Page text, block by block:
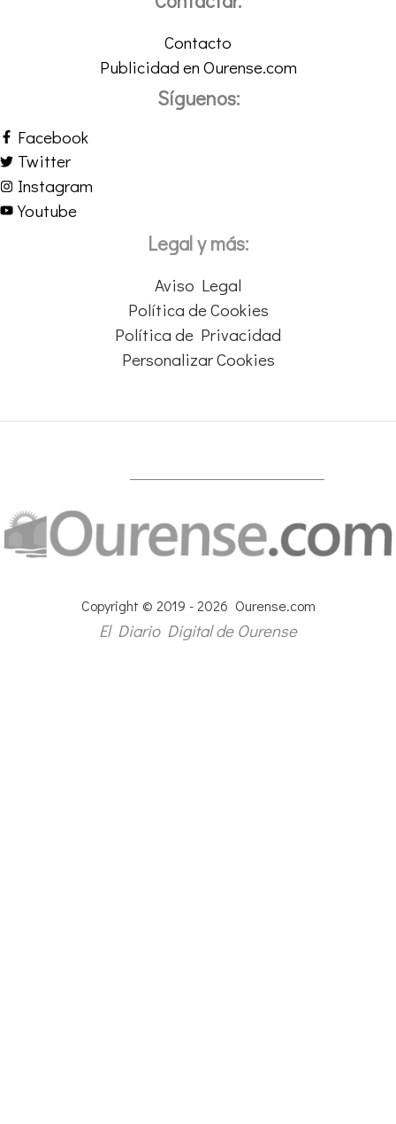
Contacto
Publicidad en Ourense.com
Síguenos:
Facebook
Twitter
Instagram
Youtube
Legal y más:
Aviso Legal
Política de Cookies
Política de Privacidad
Personalizar Cookies
Copyright © 2019 - 2026 Ourense.com
El Diario Digital de Ourense